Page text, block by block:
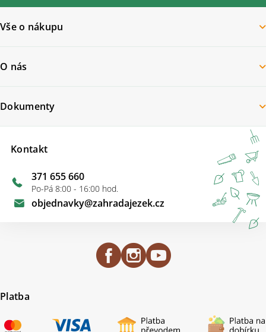
Vše o nákupu
O nás
Kontakt
objednavky@zahradajezek.cz
371 655 660
Po-Pá 8:00 - 16:00 hod.
Dokumenty
Platba